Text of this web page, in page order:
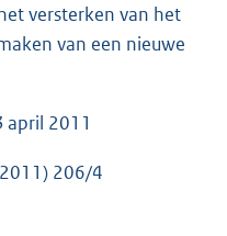
versterken van het
van een nieuwe
april 2011
206/4